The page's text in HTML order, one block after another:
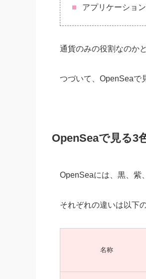
アプリケーショ
通貨のみの役割なのか
つづいて、OpenSeaで
OpenSeaで見る3
OpenSeaには、黒、紫
それぞれの違いは以下
名称